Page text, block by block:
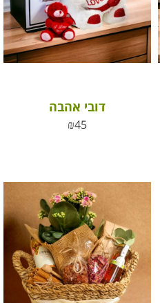
דובי אהבה
₪45